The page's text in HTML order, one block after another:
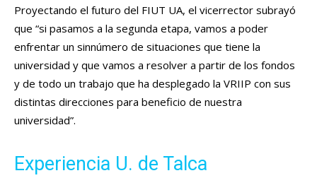
Proyectando el futuro del FIUT UA, el vicerrector subrayó
que “si pasamos a la segunda etapa, vamos a poder
enfrentar un sinnúmero de situaciones que tiene la
universidad y que vamos a resolver a partir de los fondos
y de todo un trabajo que ha desplegado la VRIIP con sus
distintas direcciones para beneficio de nuestra
universidad”.
Experiencia U. de Talca